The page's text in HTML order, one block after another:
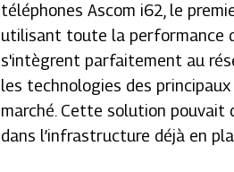
téléphones Ascom i62, le
utilisant toute la performance
s'intègrent parfaitement au
les technologies des
marché. Cette solution
dans l’infrastructure déjà en